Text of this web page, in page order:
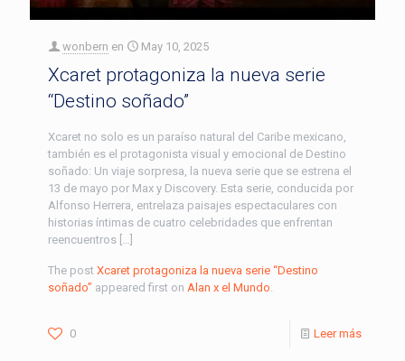
wonbern en May 10, 2025
Xcaret protagoniza la nueva serie
“Destino soñado”
Xcaret no solo es un paraíso natural del Caribe mexicano,
también es el protagonista visual y emocional de Destino
soñado: Un viaje sorpresa, la nueva serie que se estrena el
13 de mayo por Max y Discovery. Esta serie, conducida por
Alfonso Herrera, entrelaza paisajes espectaculares con
historias íntimas de cuatro celebridades que enfrentan
reencuentros […]
The post Xcaret protagoniza la nueva serie “Destino
soñado” appeared first on Alan x el Mundo.
0 Leer más